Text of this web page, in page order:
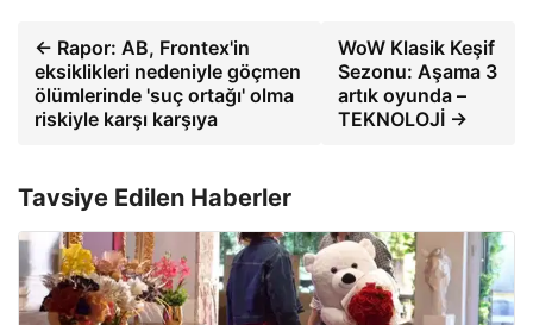
← Rapor: AB, Frontex'in
eksiklikleri nedeniyle göçmen
ölümlerinde 'suç ortağı' olma
riskiyle karşı karşıya
WoW Klasik Keşif
Sezonu: Aşama 3
artık oyunda –
TEKNOLOJİ →
Tavsiye Edilen Haberler